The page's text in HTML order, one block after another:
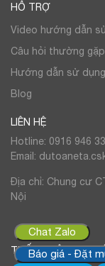
HỖ TRỢ
Video hướng dẫn
Câu hỏi thường gặp
Hướng dẫn sử dụng
Blog
LIÊN HỆ
Hotline: 0916 946
Email:
Địa chỉ: Chung cư
Nội
THỐNG KÊ TRUY
Chat Zalo
Báo giá - Đặt